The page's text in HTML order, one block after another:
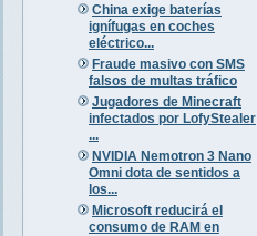
China exige baterías
ignífugas en coches
eléctrico...
Fraude masivo con SMS
falsos de multas tráfico
Jugadores de Minecraft
infectados por LofyStealer
...
NVIDIA Nemotron 3 Nano
Omni dota de sentidos a
los...
Microsoft reducirá el
consumo de RAM en